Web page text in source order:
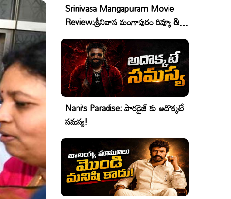
Srinivasa Mangapuram Movie
Review:శ్రీనివాస మంగాపురం రివ్యూ &
రేటింగ్
Nani’s Paradise: పారడైజ్ కు అదొక్కటే
సమస్య!